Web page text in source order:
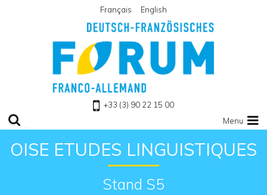
Zu Homepage
Français English
+33 (3) 90 22 15 00
Menu
OISE ETUDES LINGUISTIQUES
Stand S5